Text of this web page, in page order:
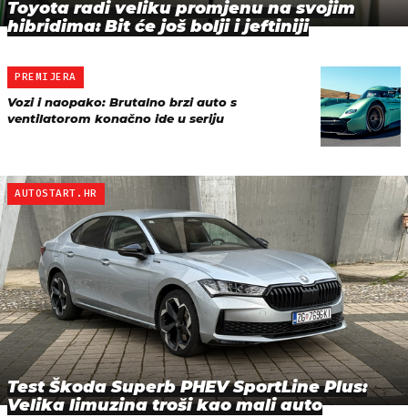
Toyota radi veliku promjenu na svojim
hibridima: Bit će još bolji i jeftiniji
PREMIJERA
Vozi i naopako: Brutalno brzi auto s
ventilatorom konačno ide u seriju
AUTOSTART.HR
Test Škoda Superb PHEV SportLine Plus:
Velika limuzina troši kao mali auto